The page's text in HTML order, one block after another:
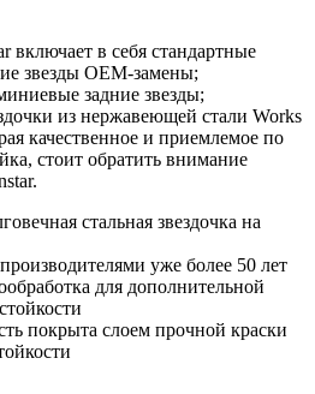
включает в себя стандартные
звезды OEM-замены;
задние звезды;
из нержавеющей стали Works
качественное и приемлемое по
стоит обратить внимание
стальная звездочка на
уже более 50 лет
для дополнительной
покрыта слоем прочной краски